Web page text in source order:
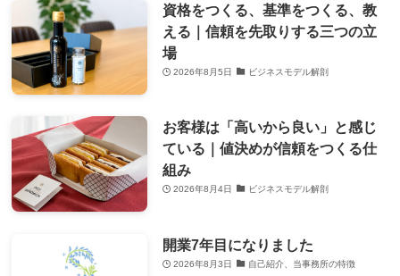
資格をつくる、基準をつくる、教
える｜信頼を先取りする三つの立
場
2026年8月5日 ビジネスモデル解剖
お客様は「高いから良い」と感じ
ている｜値決めが信頼をつくる仕
組み
2026年8月4日 ビジネスモデル解剖
開業7年目になりました
2026年8月3日 自己紹介、当事務所の特徴